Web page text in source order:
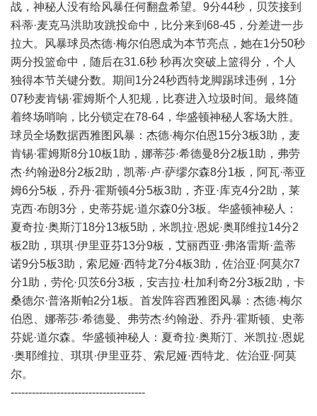
战，神秘人没有给风暴任何翻盘希望。9分44秒，贝茨接到
科蒂·麦克马洪助攻跳投命中，比分来到68-45，分差进一步
拉大。风暴球员杰德·梅尔伯恩成为本节亮点，她在1分50秒
两分投篮命中，随后在31.6秒 秒再次突破上篮得分，个人
独得本节关键分数。期间1分24秒西特龙脚踢球违例，1分
07秒麦肯锡·霍姆斯个人犯规，比赛进入垃圾时间。最终随
着终场哨响，比分锁定在78-64，华盛顿神秘人客场大胜。
球员全场数据西雅图风暴：杰德·梅尔伯恩15分3板3助，麦
肯锡·霍姆斯8分10板1助，娜蒂莎·希德曼8分2板1助，弗劳
杰·约翰逊8分2板2助，凯蒂·卢·萨缪尔森8分1板，阿瓦·蒂亚
姆6分5板，乔丹·霍斯顿4分5板3助，齐亚·库克4分2助，莱
克西·布朗3分，史蒂芬妮·道尔森0分3板。华盛顿神秘人：
夏奇拉·奥斯汀18分13板5助，米凯拉·恩妮·奥耶维拉14分2
板2助，琪琪·伊里亚芬13分9板，艾丽西亚·弗洛雷斯·盖蒂
诺9分5板3助，索尼娅·西特龙7分4板3助，佐治亚·阿莫尔7
分1助，劳伦·贝茨6分3板，安吉拉·杜加利奇2分3板2助，卡
桑德尔·普洛斯帕2分1板。首发阵容西雅图风暴：杰德·梅尔
伯恩、娜蒂莎·希德曼、弗劳杰·约翰逊、乔丹·霍斯顿、史蒂
芬妮·道尔森。华盛顿神秘人：夏奇拉·奥斯汀、米凯拉·恩妮
·奥耶维拉、琪琪·伊里亚芬、索尼娅·西特龙、佐治亚·阿莫
尔。
--------------------------------------